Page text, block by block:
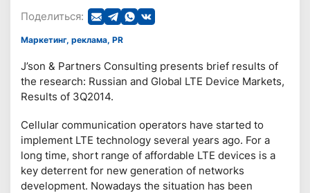
Поделиться:
Маркетинг, реклама, PR
J’son & Partners Consulting presents brief results of
the research: Russian and Global LTE Device Markets,
Results of 3Q2014.
Cellular communication operators have started to
implement LTE technology several years ago. For a
long time, short range of affordable LTE devices is a
key deterrent for new generation of networks
development. Nowadays the situation has been